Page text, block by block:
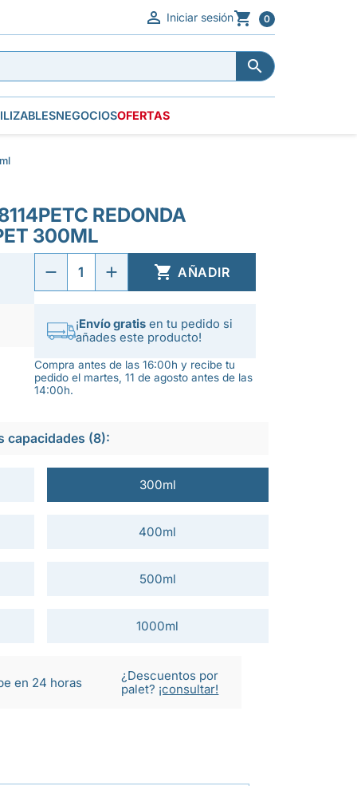
 Iniciar sesión 0


NEGOCIOSOFERTAS
REDONDA
300ML
 AÑADIR
¡Envío gratisen tu pedido si
añades este producto!
Compra antes de las 16:00h y recibe tu
pedido el martes, 11 de agosto antes de las
14:00h.
capacidades (8):
300ml
400ml
500ml
1000ml
en 24 horas
¿Descuentos por
palet? ¡consultar!